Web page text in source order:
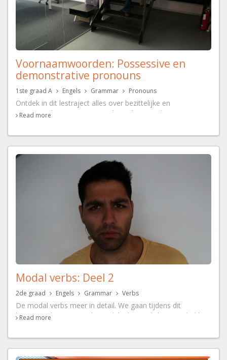
Voornaamwoorden: Possessive en
demonstrative pronouns
1ste graad A Engels Grammar Pronouns
Ontdek in dit lestraject alles over bezittelijke en
aanwijzende voornaamwoorden in het Engels:
Read more
Modal verbs: Deel 2
2de graad Engels Grammar Verbs
De modal verbs meer in detail. We gaan tijdens dit
lestraject dieper in op de modals die verplichting uitdrukken
over het modale werkwoord 'must'.
Read more